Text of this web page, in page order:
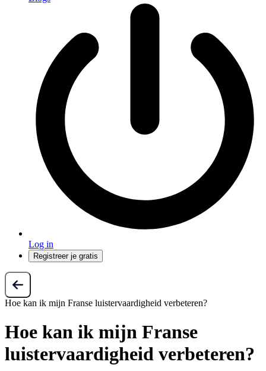
Log in
Registreer je gratis
Hoe kan ik mijn Franse luistervaardigheid verbeteren?
Hoe kan ik mijn Franse
luistervaardigheid verbeteren?